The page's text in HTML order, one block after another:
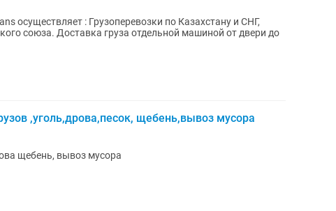
осуществляет : Грузоперевозки по Казахстану и СНГ,
союза. Доставка груза отдельной машиной от двери до
,уголь,дрова,песок, щебень,вывоз мусора
щебень, вывоз мусора